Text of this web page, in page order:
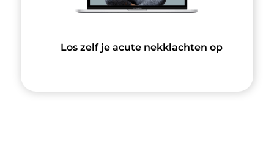
Los zelf je acute nekklachten op